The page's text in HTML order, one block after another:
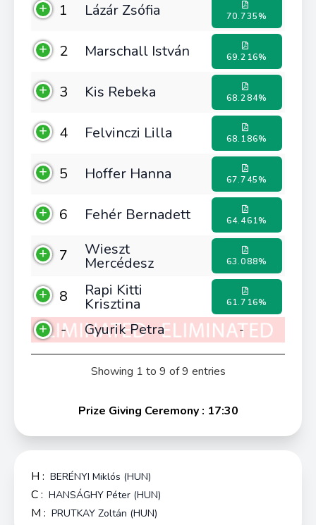
1 Lázár Zsófia 70.735%
2 Marschall István 69.216%
3 Kis Rebeka 68.284%
4 Felvinczi Lilla 68.186%
5 Hoffer Hanna 67.745%
6 Fehér Bernadett 64.461%
7 Wieszt
Mercédesz 63.088%
8 Rapi Kitti
Krisztina 61.716%
- Gyurik Petra -
Showing 1 to 9 of 9 entries
Prize Giving Ceremony : 17:30
H : BERÉNYI Miklós (HUN)
C : HANSÁGHY Péter (HUN)
M : PRUTKAY Zoltán (HUN)